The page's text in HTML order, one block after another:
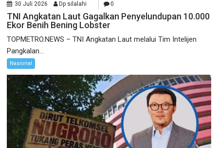
30 Juli 2026 Dp silalahi 0
TNI Angkatan Laut Gagalkan Penyelundupan 10.000
Ekor Benih Bening Lobster
TOPMETRO.NEWS – TNI Angkatan Laut melalui Tim Intelijen
Pangkalan...
Nasional